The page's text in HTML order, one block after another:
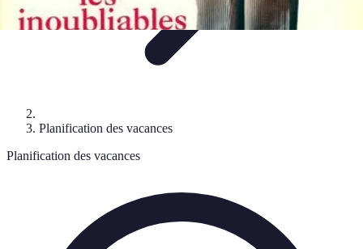
Planification des vacances
Planification des vacances